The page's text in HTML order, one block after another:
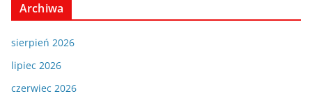
Archiwa
sierpień 2026
lipiec 2026
czerwiec 2026